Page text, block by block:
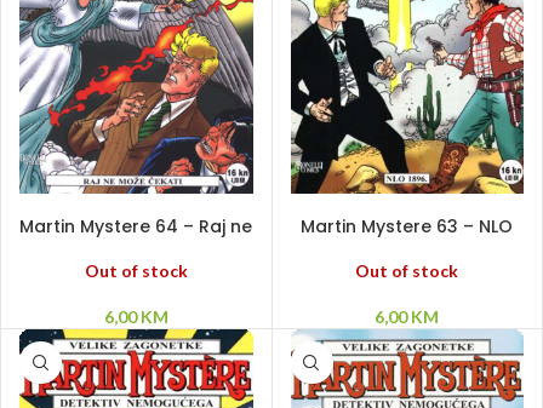
Martin Mystere 64 – Raj ne
Out of stock
6,00KM
Martin Mystere 63 – NLO
Out of stock
6,00KM